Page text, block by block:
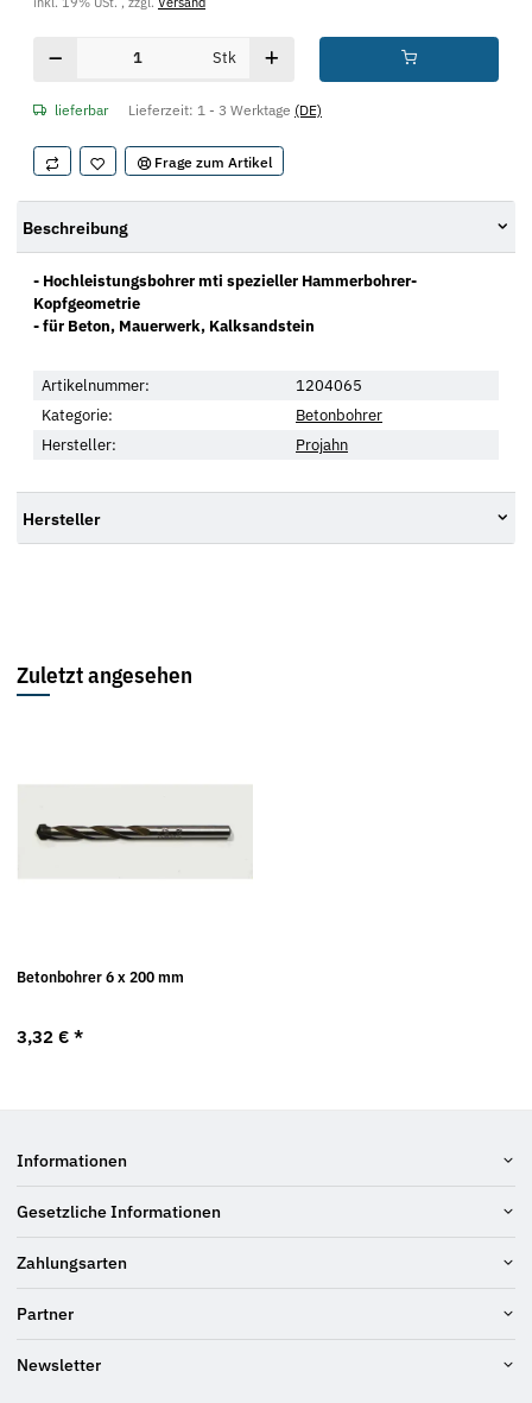
Stk
lieferbar Lieferzeit: 1 - 3 Werktage (DE)
Frage zum Artikel
Beschreibung
- Hochleistungsbohrer mti spezieller Hammerbohrer-
Kopfgeometrie
- für Beton, Mauerwerk, Kalksandstein
Artikelnummer:
1204065
Kategorie:
Betonbohrer
Hersteller:
Projahn
Hersteller
Zuletzt angesehen
Betonbohrer 6 x 200 mm
3,32 € *
Informationen
Gesetzliche Informationen
Zahlungsarten
Partner
Newsletter